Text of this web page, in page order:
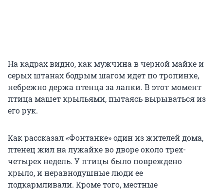
На кадрах видно, как мужчина в черной майке и
серых штанах бодрым шагом идет по тропинке,
небрежно держа птенца за лапки. В этот момент
птица машет крыльями, пытаясь вырываться из
его рук.
Как рассказал «Фонтанке» один из жителей дома,
птенец жил на лужайке во дворе около трех-
четырех недель. У птицы было повреждено
крыло, и неравнодушные люди ее
подкармливали. Кроме того, местные